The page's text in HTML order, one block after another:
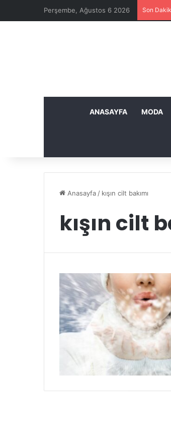
Perşembe, Ağustos 6 2026 Son
ANASAYFA MODA
Anasayfa / kışın cilt bakımı
kışın cilt